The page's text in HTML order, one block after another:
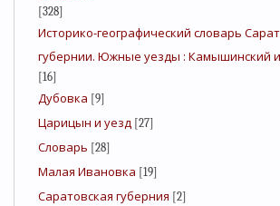
[328]
Историко-географический словарь
губернии. Южные уезды : Камышинский
[16]
Дубовка [9]
Царицын и уезд [27]
Словарь [28]
Малая Ивановка [19]
Саратовская губерния [2]